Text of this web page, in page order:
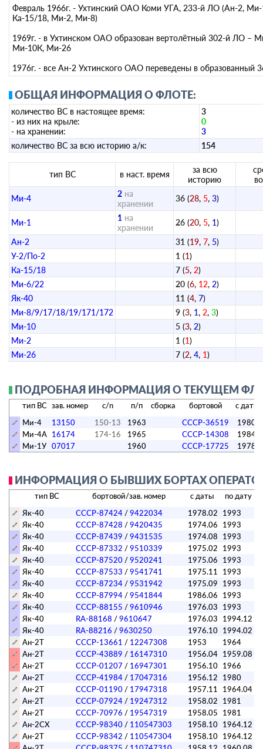
Февраль 1966г. - Ухтинский ОАО Коми УГА, 233-й ЛО (Ан-2,
Ка-15/18, Ми-2, Ми-8)
1969г. - в Ухтинском ОАО образован вертолётный 302-й ЛО –
Ми-10К, Ми-26
1976г. - все Ан-2 Ухтинского ОАО переведены в образованный
ОБЩАЯ ИНФОРМАЦИЯ О ФЛОТЕ:
количество ВС в настоящее время:
- из них на крыле:
- на хранении:
3
0
3
количество ВС за всю историю а/к:
154
тип ВС в наст. время
за всю
историю
Ми-4
2 на
хранении
36 (28, 5, 3)
Ми-1 1 на
хранении
26 (20, 5, 1)
Ан-2
31 (19, 7, 5)
У-2/По-2
1 (1)
Ка-15/18
7 (5, 2)
Ми-6/22
20 (6, 12, 2)
Як-40
11 (4, 7)
Ми-8/9/17/18/19/171/172
9 (3, 1, 2, 3)
Ми-10
5 (3, 2)
Ми-2
1 (1)
Ми-26
7 (2, 4, 1)
ПОДРОБНАЯ ИНФОРМАЦИЯ О ТЕКУЩЕМ
тип ВС зав. номер c/n п/п сборка бортовой
с даты
Ми-4
13150 150-13 1963 СССР-36519
1980
Ми-4А 16174 174-16 1965 СССР-14308
1984
Ми-1У 07017 1960 СССР-17725 1978
ИНФОРМАЦИЯ О БЫВШИХ БОРТАХ
тип ВС бортовой/зав. номер с даты
по дату
Як-40
СССР-87424 /9422034 1978.02
1993
Як-40
СССР-87428 /9420435 1974.06
1993
Як-40
СССР-87439 /9431535 1974.08
1993
Як-40
СССР-87332 /9510339 1975.02
1993
Як-40
СССР-87520 /9520241 1975.06
1993
Як-40
СССР-87533 /9541741 1975.11
1993
Як-40
СССР-87234 /9531942 1975.09
1993
Як-40
СССР-87994 /9541844 1986.06
1993
Як-40
СССР-88155 /9610946 1976.03
1993
Як-40
RA-88168 /9610647 1976.03
1994.12
Як-40
RA-88216 /9630250 1976.10 1994.02
Ан-2Т
СССР-13661 / 12247308 1953
1964
Ан-2Т
СССР-43889 / 16147310 1956.04 1959.08
Ан-2Т
СССР-01207 / 16947301 1956.10 1966
Ан-2Т
СССР-41984 / 17047316 1956.12
1980
Ан-2Т
СССР-01190 / 17947318 1957.11
1964.04
Ан-2Т
СССР-07924 / 19247312 1958.02
1981
Ан-2Т
СССР-70976 / 19547319 1958.05
1981
Ан-2СХ
СССР-98340 / 110547303 1958.10 1964.12
Ан-2Т
СССР-98342 / 110547304 1958.10 1964.12